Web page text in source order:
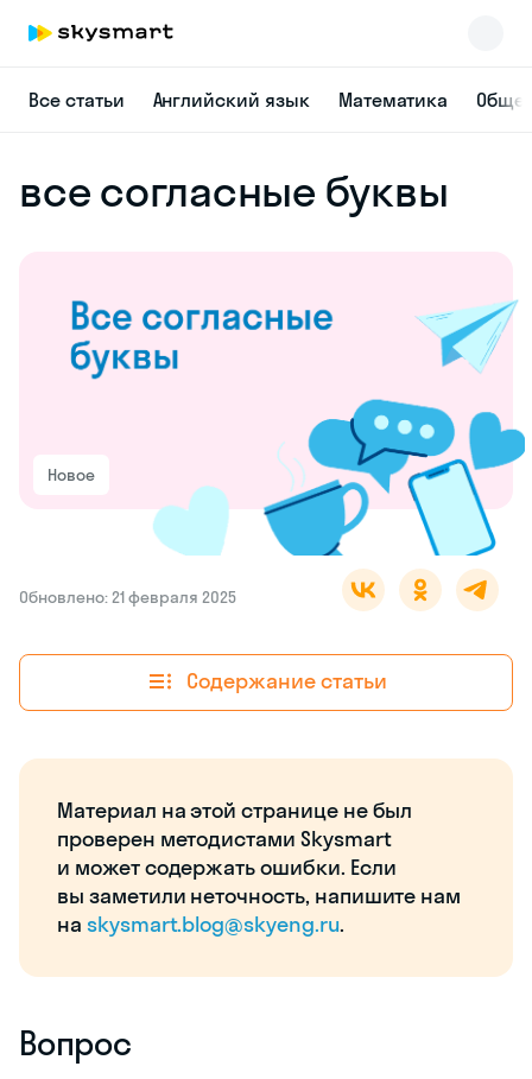
Все статьи Английский язык Математика
все согласные буквы
Новое
Обновлено: 21 февраля 2025
Содержание статьи
Материал на этой странице не был
проверен методистами Skysmart
и может содержать ошибки. Если
вы заметили неточность, напишите нам
на skysmart.blog@skyeng.ru.
Вопрос